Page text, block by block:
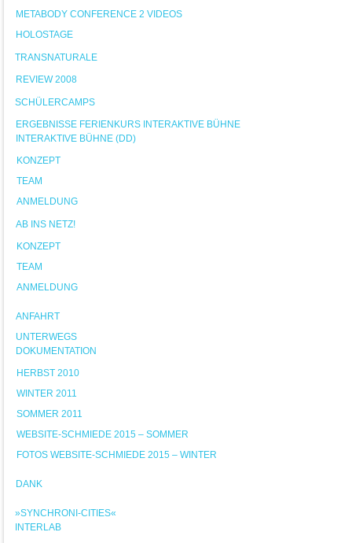
METABODY CONFERENCE 2 VIDEOS
HOLOSTAGE
TRANSNATURALE
REVIEW 2008
SCHÜLERCAMPS
ERGEBNISSE FERIENKURS INTERAKTIVE BÜHNE
INTERAKTIVE BÜHNE (DD)
KONZEPT
TEAM
ANMELDUNG
AB INS NETZ!
KONZEPT
TEAM
ANMELDUNG
ANFAHRT
UNTERWEGS
DOKUMENTATION
HERBST 2010
WINTER 2011
SOMMER 2011
WEBSITE-SCHMIEDE 2015 – SOMMER
FOTOS WEBSITE-SCHMIEDE 2015 – WINTER
DANK
»SYNCHRONI-CITIES«
INTERLAB